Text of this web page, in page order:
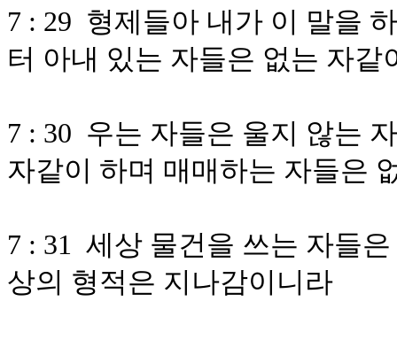
7 : 29 형제들아 내가 이 말을
터 아내 있는 자들은 없는 자같
7 : 30 우는 자들은 울지 않는
자같이 하며 매매하는 자들은
7 : 31 세상 물건을 쓰는 자들
상의 형적은 지나감이니라